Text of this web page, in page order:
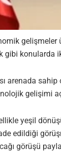
gibi konularda
arenada
gelişimi
yeşil
edildiği
görüşü